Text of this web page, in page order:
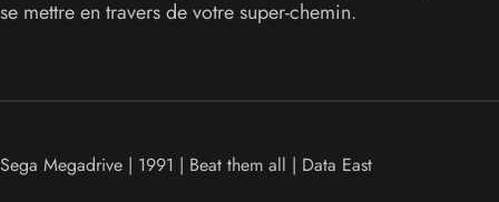
se mettre en travers de votre super-chemin.
Sega Megadrive | 1991 | Beat them all | Data East